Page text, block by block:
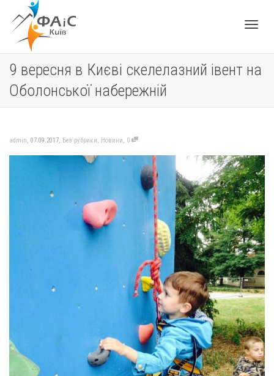
9 вересня в Києві скелелазний івент на
Оболонської набережній
admin, 07.09.2017, Без рубрики, Новини, 0